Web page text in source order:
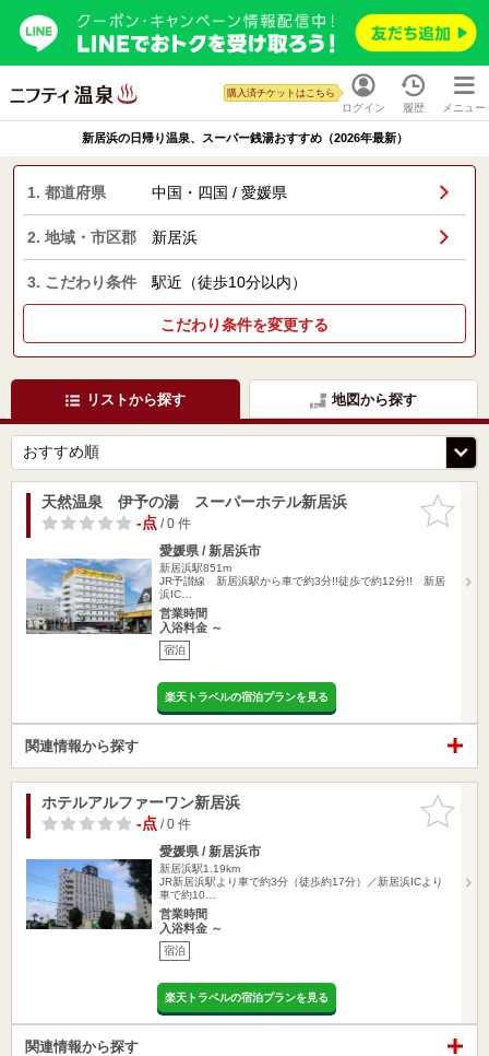
ログイン
購入済チケットはこちら
履歴 メニュー
新居浜の日帰り温泉、スーパー銭湯おすすめ（2026年最新）
1. 都道府県 中国・四国 / 愛媛県
2. 地域・市区郡 新居浜
3. こだわり条件 駅近（徒歩10分以内）
こだわり条件を変更する
リストから探す 地図から探す
お気に入
りに追加
天然温泉 伊予の湯 スーパーホテル新居浜
-点/ 0 件
愛媛県 / 新居浜市
新居浜駅851m
JR予讃線 新居浜駅から車で約3分!!徒歩で約12分!! 新居
浜IC…
営業時間
入浴料金 ～
宿泊
楽天トラベルの宿泊プランを見る
関連情報から探す
お気に入
りに追加
ホテルアルファーワン新居浜
-点/ 0 件
愛媛県 / 新居浜市
新居浜駅1.19km
JR新居浜駅より車で約3分（徒歩約17分）／新居浜ICより
車で約10…
営業時間
入浴料金 ～
宿泊
楽天トラベルの宿泊プランを見る
関連情報から探す